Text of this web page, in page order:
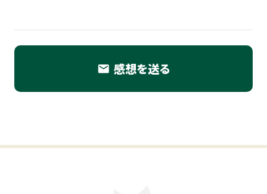
email 感想を送る